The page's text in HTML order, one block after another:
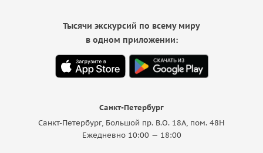
Санкт-Петербург
Санкт-Петербург, Большой пр. В.О. 18A, пом. 48Н
Ежедневно 10:00 — 18:00
Тысячи экскурсий по всему миру
в одном приложении: